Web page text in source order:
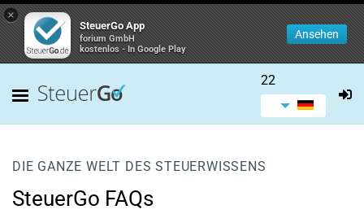
×
SteuerGo App
forium GmbH
kostenlos - In Google Play
Ansehen
22
DIE GANZE WELT DES STEUERWISSENS
SteuerGo FAQs